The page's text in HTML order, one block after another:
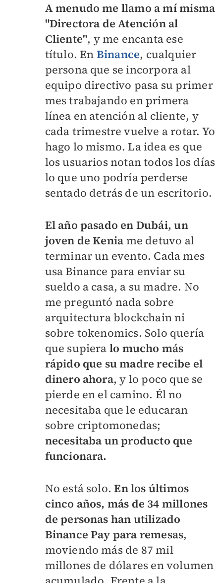
A menudo me llamo a mí misma
"Directora de Atención al
Cliente", y me encanta ese
título. En Binance, cualquier
persona que se incorpora al
equipo directivo pasa su primer
mes trabajando en primera
línea en atención al cliente, y
cada trimestre vuelve a rotar. Yo
hago lo mismo. La idea es que
los usuarios notan todos los días
lo que uno podría perderse
sentado detrás de un escritorio.
El año pasado en Dubái, un
joven de Kenia me detuvo al
terminar un evento. Cada mes
usa Binance para enviar su
sueldo a casa, a su madre. No
me preguntó nada sobre
arquitectura blockchain ni
sobre tokenomics. Solo quería
que supiera lo mucho más
rápido que su madre recibe el
dinero ahora, y lo poco que se
pierde en el camino. Él no
necesitaba que le educaran
sobre criptomonedas;
necesitaba un producto que
funcionara.
No está solo.En los últimos
cinco años, más de 34 millones
de personas han utilizado
Binance Pay para remesas,
moviendo más de 87 mil
millones de dólares en volumen